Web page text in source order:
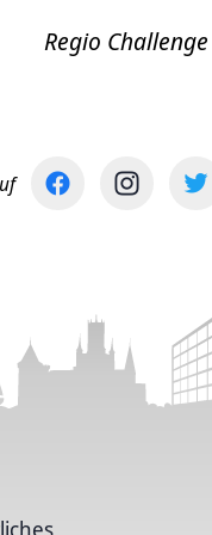
Regio